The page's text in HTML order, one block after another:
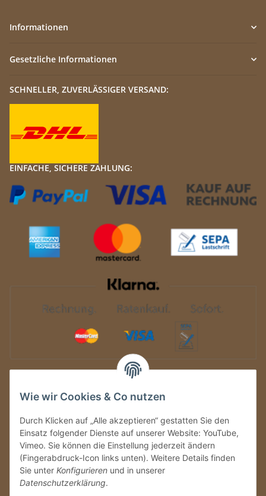
Wie wir Cookies & Co nutzen
Durch Klicken auf „Alle akzeptieren“ gestatten Sie den
Einsatz folgender Dienste auf unserer Website: YouTube,
Vimeo. Sie können die Einstellung jederzeit ändern
(Fingerabdruck-Icon links unten). Weitere Details finden
Sie unter Konfigurieren und in unserer
Datenschutzerklärung.
Informationen
Gesetzliche Informationen
SCHNELLER, ZUVERLÄSSIGER VERSAND:
EINFACHE, SICHERE ZAHLUNG: